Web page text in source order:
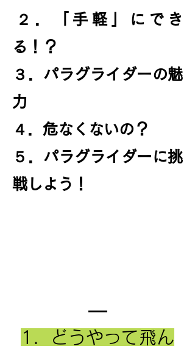
​２．「手軽」にでき
る！？
​３．パラグライダーの魅
力
４．危なくないの？
５．パラグライダーに挑
戦しよう！
​1．どうやって飛ん